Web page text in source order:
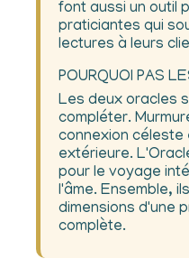
font aussi un outil
praticiantes qui
lectures à leurs
POURQUOI PAS
Les deux oracles
compléter.
connexion céleste
extérieure.
pour le voyage
l'âme. Ensemble,
dimensions d'une
complète.